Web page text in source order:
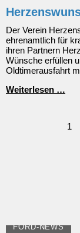
Der Verein
ehrenamtlich für
ihren Partnern
Wünsche erfüllen
Oldtimerausfahrt
Weiterlesen …
1
FORD-NEWS